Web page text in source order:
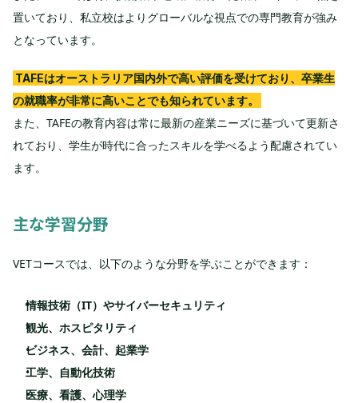
置いており、私立校はよりグローバルな視点での専門教育が強み
となっています。
TAFEはオーストラリア国内外で高い評価を受けており、卒業生
の就職率が非常に高いことでも知られています。
また、TAFEの教育内容は常に最新の産業ニーズに基づいて更新さ
れており、学生が時代に合ったスキルを学べるよう配慮されてい
ます。
主な学習分野
VETコースでは、以下のような分野を学ぶことができます：
情報技術（IT）やサイバーセキュリティ
観光、ホスピタリティ
ビジネス、会計、起業学
工学、自動化技術
医療、看護、心理学